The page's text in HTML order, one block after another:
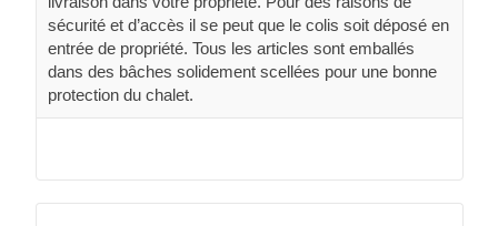
sécurité et d’accès il se peut que le colis soit déposé en
entrée de propriété. Tous les articles sont emballés
dans des bâches solidement scellées pour une bonne
protection du chalet.